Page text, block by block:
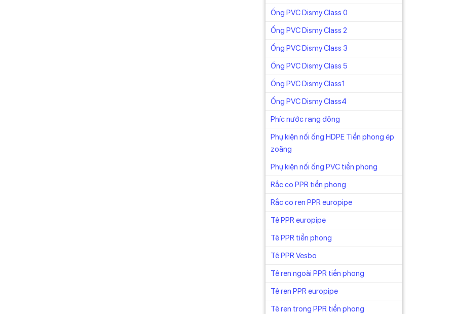
Ống PVC Dismy Class 0
Ống PVC Dismy Class 2
Ống PVC Dismy Class 3
Ống PVC Dismy Class 5
Ống PVC Dismy Class1
Ống PVC Dismy Class4
Phíc nước rạng đông
Phụ kiện nối ống HDPE Tiền phong ép
zoăng
Phụ kiện nối ống PVC tiền phong
Rắc co PPR tiền phong
Rắc co ren PPR europipe
Tê PPR europipe
Tê PPR tiền phong
Tê PPR Vesbo
Tê ren ngoài PPR tiền phong
Tê ren PPR europipe
Tê ren trong PPR tiền phong